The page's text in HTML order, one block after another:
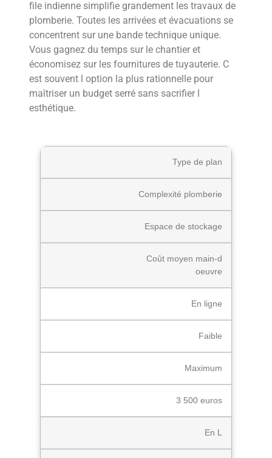
file indienne simplifie grandement les travaux de
plomberie. Toutes les arrivées et évacuations se
concentrent sur une bande technique unique.
Vous gagnez du temps sur le chantier et
économisez sur les fournitures de tuyauterie. C
est souvent l option la plus rationnelle pour
maîtriser un budget serré sans sacrifier l
esthétique.
Type de plan
Complexité plomberie
Espace de stockage
Coût moyen main-d
oeuvre
En ligne
Faible
Maximum
3 500 euros
En L